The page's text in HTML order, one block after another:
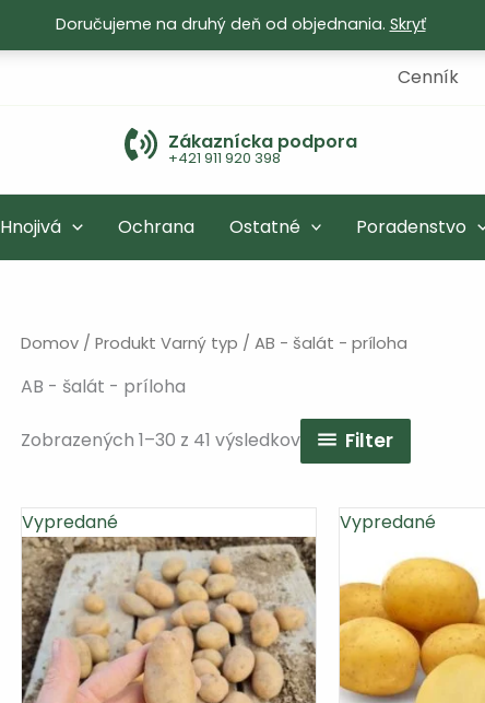
Doručujeme na druhý deň od objednania. Skryť
Cenník
Zákaznícka podpora
+421 911 920 398
Hnojivá Ochrana Ostatné Poradenstvo
Domov / Produkt Varný typ / AB - šalát - príloha
AB - šalát - príloha
Zobrazených 1–30 z 41 výsledkov Filter
Vypredané Vypredané